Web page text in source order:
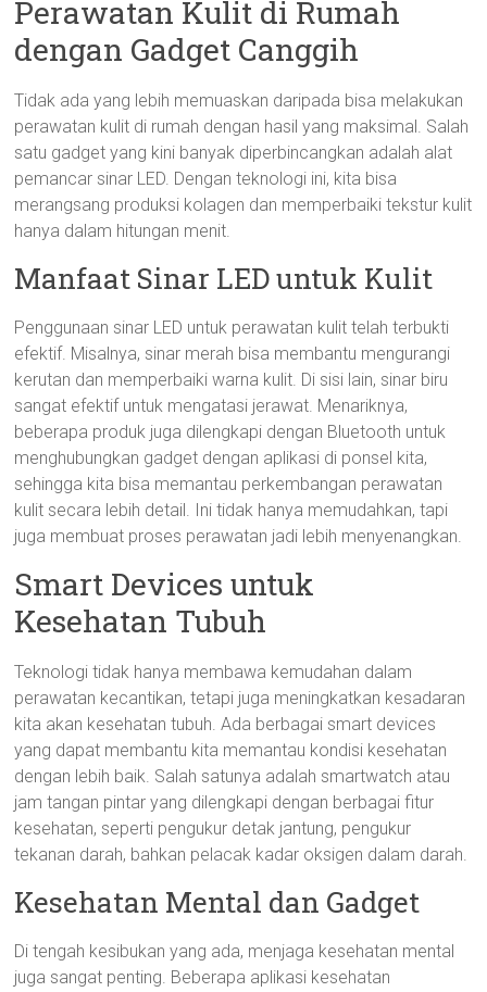
Perawatan Kulit di Rumah
dengan Gadget Canggih
Tidak ada yang lebih memuaskan daripada bisa melakukan
perawatan kulit di rumah dengan hasil yang maksimal. Salah
satu gadget yang kini banyak diperbincangkan adalah alat
pemancar sinar LED. Dengan teknologi ini, kita bisa
merangsang produksi kolagen dan memperbaiki tekstur kulit
hanya dalam hitungan menit.
Manfaat Sinar LED untuk Kulit
Penggunaan sinar LED untuk perawatan kulit telah terbukti
efektif. Misalnya, sinar merah bisa membantu mengurangi
kerutan dan memperbaiki warna kulit. Di sisi lain, sinar biru
sangat efektif untuk mengatasi jerawat. Menariknya,
beberapa produk juga dilengkapi dengan Bluetooth untuk
menghubungkan gadget dengan aplikasi di ponsel kita,
sehingga kita bisa memantau perkembangan perawatan
kulit secara lebih detail. Ini tidak hanya memudahkan, tapi
juga membuat proses perawatan jadi lebih menyenangkan.
Smart Devices untuk
Kesehatan Tubuh
Teknologi tidak hanya membawa kemudahan dalam
perawatan kecantikan, tetapi juga meningkatkan kesadaran
kita akan kesehatan tubuh. Ada berbagai smart devices
yang dapat membantu kita memantau kondisi kesehatan
dengan lebih baik. Salah satunya adalah smartwatch atau
jam tangan pintar yang dilengkapi dengan berbagai fitur
kesehatan, seperti pengukur detak jantung, pengukur
tekanan darah, bahkan pelacak kadar oksigen dalam darah.
Kesehatan Mental dan Gadget
Di tengah kesibukan yang ada, menjaga kesehatan mental
juga sangat penting. Beberapa aplikasi kesehatan